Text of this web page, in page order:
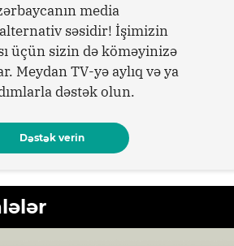
media
alternativ səsidir! İşimizin
üçün sizin də köməyinizə
Meydan TV-yə aylıq və ya
dəstək olun.
Dəstək verin